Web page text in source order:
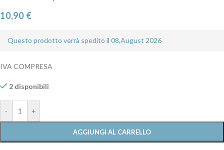
10,90 €
Questo prodotto verrà spedito il 08,August 2026
IVA COMPRESA
2 disponibili
- +
AGGIUNGI AL CARRELLO